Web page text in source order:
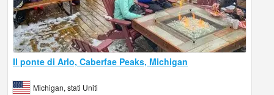
Il ponte di Arlo, Caberfae Peaks, Michigan
Michigan, stati Uniti